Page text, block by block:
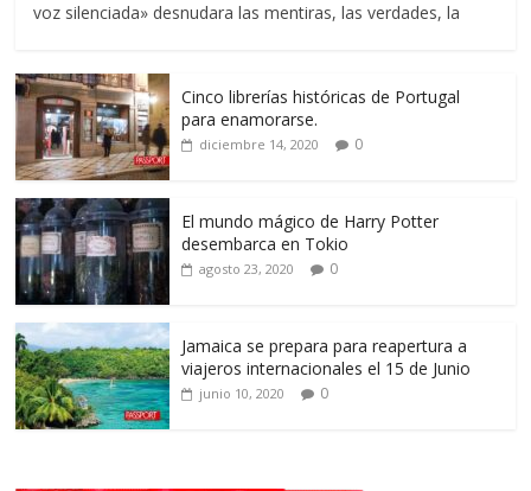
voz silenciada» desnudara las mentiras, las verdades, la
Cinco librerías históricas de Portugal
para enamorarse.
diciembre 14, 2020 0
El mundo mágico de Harry Potter
desembarca en Tokio
agosto 23, 2020 0
Jamaica se prepara para reapertura a
viajeros internacionales el 15 de Junio
junio 10, 2020 0